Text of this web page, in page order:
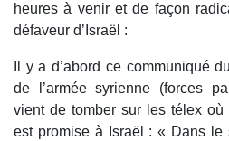
heures à venir et de façon
défaveur d’Israël :
Il y a d’abord ce communiqué
de l’armée syrienne (forces
vient de tomber sur les télex
est promise à Israël : « Dans le